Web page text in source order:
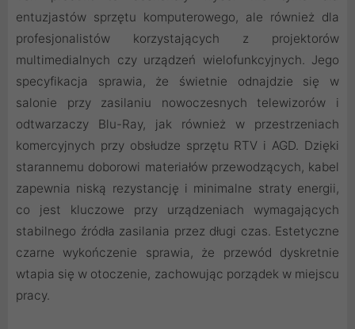
entuzjastów sprzętu komputerowego, ale również dla
profesjonalistów korzystających z projektorów
multimedialnych czy urządzeń wielofunkcyjnych. Jego
specyfikacja sprawia, że świetnie odnajdzie się w
salonie przy zasilaniu nowoczesnych telewizorów i
odtwarzaczy Blu-Ray, jak również w przestrzeniach
komercyjnych przy obsłudze sprzętu RTV i AGD. Dzięki
starannemu doborowi materiałów przewodzących, kabel
zapewnia niską rezystancję i minimalne straty energii,
co jest kluczowe przy urządzeniach wymagających
stabilnego źródła zasilania przez długi czas. Estetyczne
czarne wykończenie sprawia, że przewód dyskretnie
wtapia się w otoczenie, zachowując porządek w miejscu
pracy.